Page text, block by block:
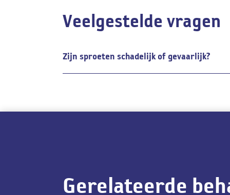
Peelings
Camouflagetherapie
Veelgestelde vragen
Zijn sproeten schadelijk of gevaarlijk?
Gerelateerde